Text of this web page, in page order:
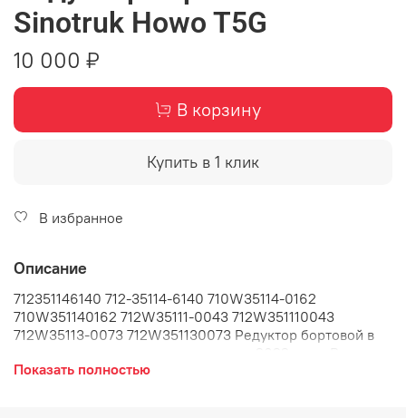
Sinotruk Howo T5G
10 000 ₽
В корзину
Купить в 1 клик
В избранное
Описание
712351146140 712-35114-6140 710W35114-0162
710W351140162 712W35111-0043 712W351110043
712W35113-0073 712W351130073 Редуктор бортовой в
бортовой, в сборе с сателлитами, крышка.
Показать полностью